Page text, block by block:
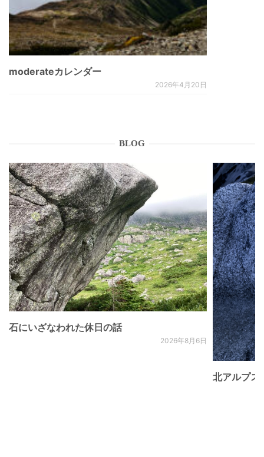
moderateカレンダー
2026年4月20日
BLOG
石にいざなわれた休日の話
2026年8月6日
北アルプ